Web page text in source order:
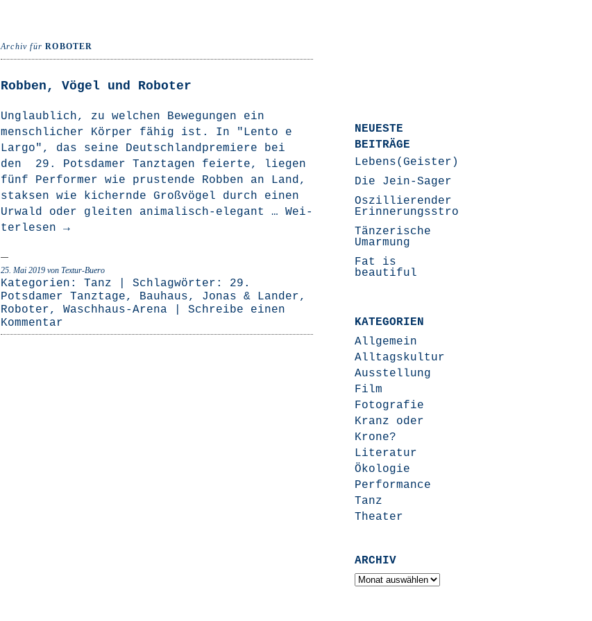
Archiv fürROBOTER
Robben, Vögel und Roboter
Unglaub­lich, zu wel­chen Bewe­gun­gen ein
mensch­li­cher Kör­per fähig ist. In "Len­to e
Lar­go", das sei­ne Deutsch­land­pre­mie­re bei
den 29. Pots­da­mer Tanz­ta­gen fei­er­te, lie­gen
fünf Per­for­mer wie prus­ten­de Rob­ben an Land,
stak­sen wie kichern­de Groß­vö­gel durch einen
Urwald oder glei­ten ani­­ma­­lisch-ele­­gant … Wei­
ter­le­sen →
25. Mai 2019 von Textur-Buero
Kategorien: Tanz | Schlagwörter: 29.
Potsdamer Tanztage, Bauhaus, Jonas & Lander,
Roboter, Waschhaus-Arena
Schreibe einen
Kommentar
NEUESTE
BEITRÄGE
Lebens(Geister)Geschichten
Die Jein-Sager
Oszillierender
Erinnerungsstrom
Tänzerische
Umarmung
Fat is
beautiful
KATEGORIEN
Allgemein
Alltagskultur
Ausstellung
Film
Fotografie
Kranz oder
Krone?
Literatur
Ökologie
Performance
Tanz
Theater
ARCHIV
Archiv